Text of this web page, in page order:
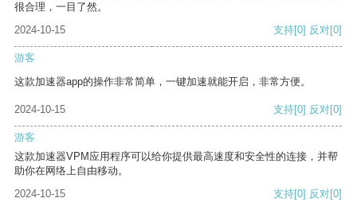
很合理，一目了然。
2024-10-15
支持[0] 反对[0]
游客
这款加速器app的操作非常简单，一键加速就能开启，非常方便。
2024-10-15 支持[0] 反对[0]
游客
这款加速器VPM应用程序可以给你提供最高速度和安全性的连接，并帮
助你在网络上自由移动。
2024-10-15
支持[0] 反对[0]